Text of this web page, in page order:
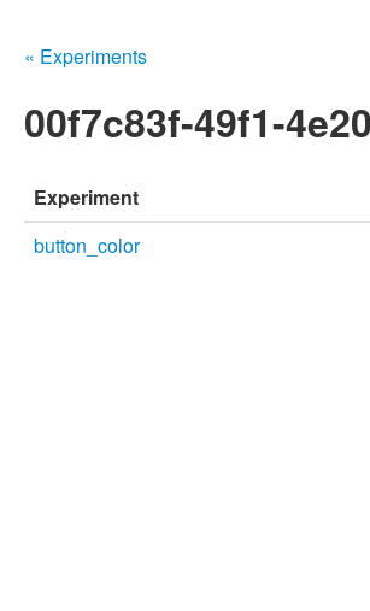
« Experiments
00f7c83f-49f1-
Experiment
button_color